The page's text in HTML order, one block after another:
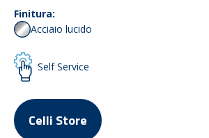
Finitura:
Acciaio lucido
Self Service
Celli Store